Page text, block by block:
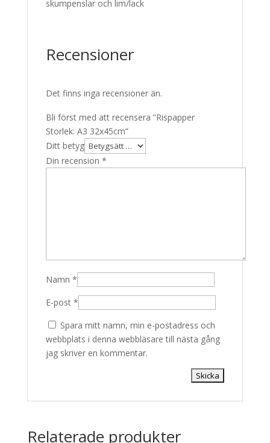
skumpenslar och lim/lack
Recensioner
Det finns inga recensioner än.
Bli först med att recensera ”Rispapper
Storlek: A3 32x45cm”
Ditt betyg
Din recension *
Namn *
E-post *
Spara mitt namn, min e-postadress och
webbplats i denna webbläsare till nästa gång
jag skriver en kommentar.
Relaterade produkter